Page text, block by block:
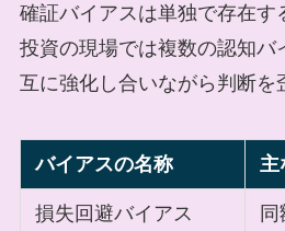
確証バイアスは単独で存在す
投資の現場では複数の認知バ
互に強化し合いながら判断を
バイアスの名称 主
損失回避バイアス